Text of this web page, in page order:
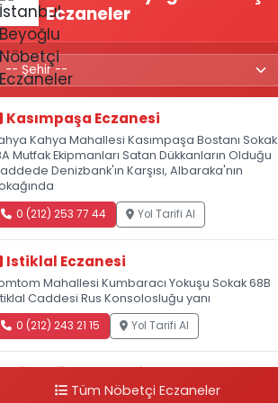
Eczaneler
Kasımpaşa Eczanesi
Kahya Mahallesi Kasımpaşa Bostanı Sokak
Mutfak Ekipmanları Satan Dükkanların Olduğu
Denizbank'ın Karşısı, Albaraka'nın
0 (212) 253 77 44 Yol Tarifi Al
Istiklal Eczanesi
Mahallesi Kumbaracı Yokuşu Sokak 68B
Caddesi Rus Konsolosluğu yanı
0 (212) 243 21 15 Yol Tarifi Al
Güleryüz Eczanesi
Mahallesi Şaban Deresi Sokak 7 D Koç
Tüm Nöbetçi Eczaneler